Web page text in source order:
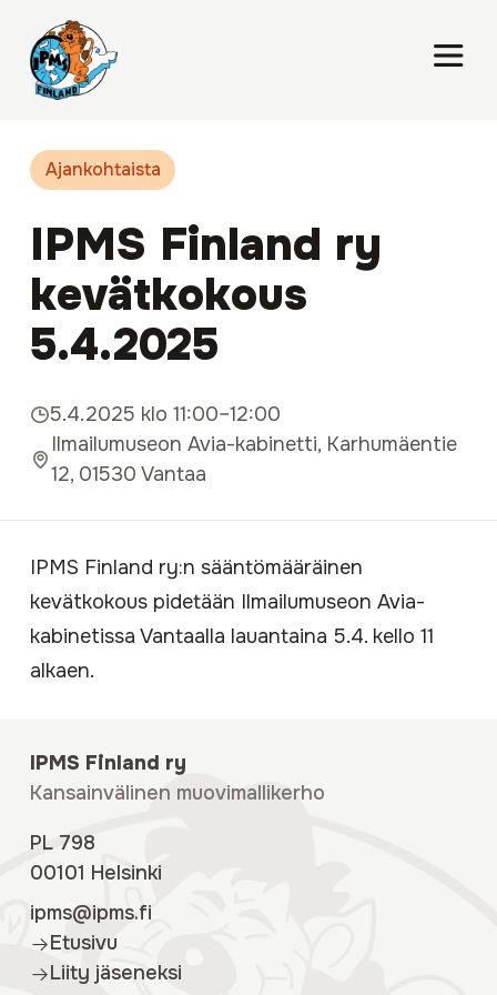
Ajankohtaista
IPMS Finland ry
kevätkokous
5.4.2025
5.4.2025 klo 11:00–12:00
Ilmailumuseon Avia-kabinetti, Karhumäentie
12, 01530 Vantaa
IPMS Finland ry:n sääntömääräinen
kevätkokous pidetään Ilmailumuseon Avia-
kabinetissa Vantaalla lauantaina 5.4. kello 11
alkaen.
IPMS Finland ry
Kansainvälinen muovimallikerho
PL 798
00101 Helsinki
ipms@ipms.fi
Etusivu
Liity jäseneksi